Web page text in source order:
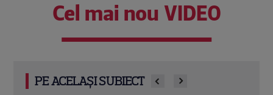
Cel mai nou VIDEO
PE ACELAȘI SUBIECT